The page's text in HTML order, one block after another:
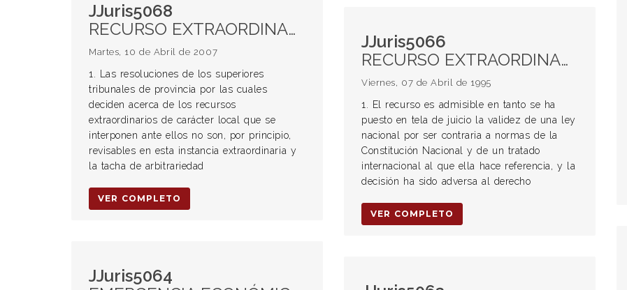
JJuris5068
RECURSO EXTRAORDINARIO. Procedencia. Arbitrariedad. GARANTÍAS CONSTITUCIONALES. Violación. DERECHO A RECURRIR. Convención Americana sobre Derechos Humanos. Interpretación y aplicación de sus normas.
Martes, 10 de Abril de 2007
1. Las resoluciones de los superiores
tribunales de provincia por las cuales
deciden acerca de los recursos
extraordinarios de carácter local que se
interponen ante ellos no son, por principio,
revisables en esta instancia extraordinaria y
la tacha de arbitrariedad
VER COMPLETO
JJuris5066
RECURSO EXTRAORDINARIO. Procedencia. Cuestionamiento de una ley nacional contraria a preceptos de jerarquía constitucional. RECURSO DE CASACIÓN. Limitación para su procedencia basada en el monto de pena. Inconstitucionalidad. CÁMARA DE CASACIÓN PENAL. Tribunal intermedio. GARANTÍAS CONSTITUCIONALES. DOBLE INSTANCIA. Garantía mínima. CONVENCIÓN AMERICANA SOBRE DERECHOS HUMANOS. Interpretación y aplicación de sus normas.
Viernes, 07 de Abril de 1995
1. El recurso es admisible en tanto se ha
puesto en tela de juicio la validez de una ley
nacional por ser contraria a normas de la
Constitución Nacional y de un tratado
internacional al que ella hace referencia, y la
decisión ha sido adversa al derecho
VER COMPLETO
JJuris5064